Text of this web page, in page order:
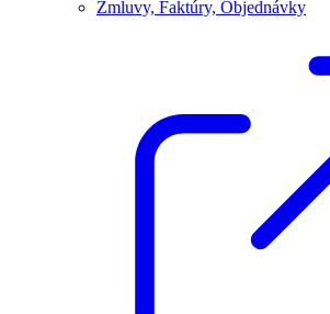
Zmluvy, Faktúry, Objednávky